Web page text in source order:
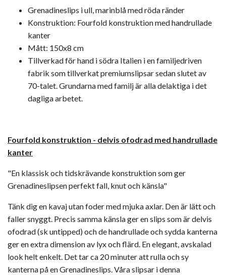
Grenadineslips i ull, marinblå med röda ränder
Konstruktion: Fourfold konstruktion med handrullade
kanter
Mått: 150x8 cm
Tillverkad för hand i södra Italien i en familjedriven
fabrik som tillverkat premiumslipsar sedan slutet av
70-talet. Grundarna med familj är alla delaktiga i det
dagliga arbetet.
Fourfold konstruktion - delvis ofodrad med handrullade
kanter
"En klassisk och tidskrävande konstruktion som ger
Grenadineslipsen perfekt fall, knut och känsla"
Tänk dig en kavaj utan foder med mjuka axlar. Den är lätt och
faller snyggt. Precis samma känsla ger en slips som är delvis
ofodrad (sk untipped) och de handrullade och sydda kanterna
ger en extra dimension av lyx och flärd. En elegant, avskalad
look helt enkelt. Det tar ca 20 minuter att rulla och sy
kanterna på en Grenadineslips. Våra slipsar i denna